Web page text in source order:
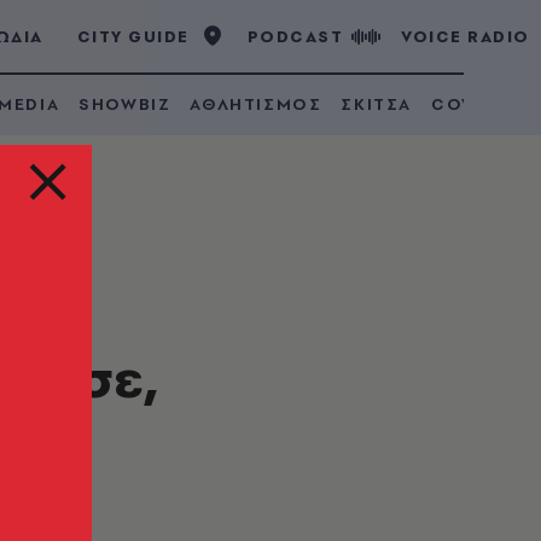
CITY GUIDE PODCAST VOICE RADIO
SHOWBIZ ΑΘΛΗΤΙΣΜΟΣ ΣΚΙΤΣΑ COVID 19